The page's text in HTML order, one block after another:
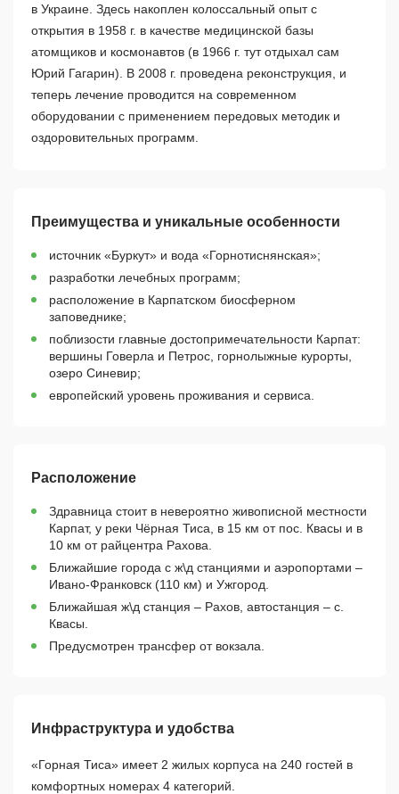
в Украине. Здесь накоплен колоссальный опыт с
открытия в 1958 г. в качестве медицинской базы
атомщиков и космонавтов (в 1966 г. тут отдыхал сам
Юрий Гагарин). В 2008 г. проведена реконструкция, и
теперь лечение проводится на современном
оборудовании с применением передовых методик и
оздоровительных программ.
Преимущества и уникальные особенности
источник «Буркут» и вода «Горнотиснянская»;
разработки лечебных программ;
расположение в Карпатском биосферном
заповеднике;
поблизости главные достопримечательности Карпат:
вершины Говерла и Петрос, горнолыжные курорты,
озеро Синевир;
европейский уровень проживания и сервиса.
Расположение
Здравница стоит в невероятно живописной местности
Карпат, у реки Чёрная Тиса, в 15 км от пос. Квасы и в
10 км от райцентра Рахова.
Ближайшие города с ж\д станциями и аэропортами –
Ивано-Франковск (110 км) и Ужгород.
Ближайшая ж\д станция – Рахов, автостанция – с.
Квасы.
Предусмотрен трансфер от вокзала.
Инфраструктура и удобства
«Горная Тиса» имеет 2 жилых корпуса на 240 гостей в
комфортных номерах 4 категорий.